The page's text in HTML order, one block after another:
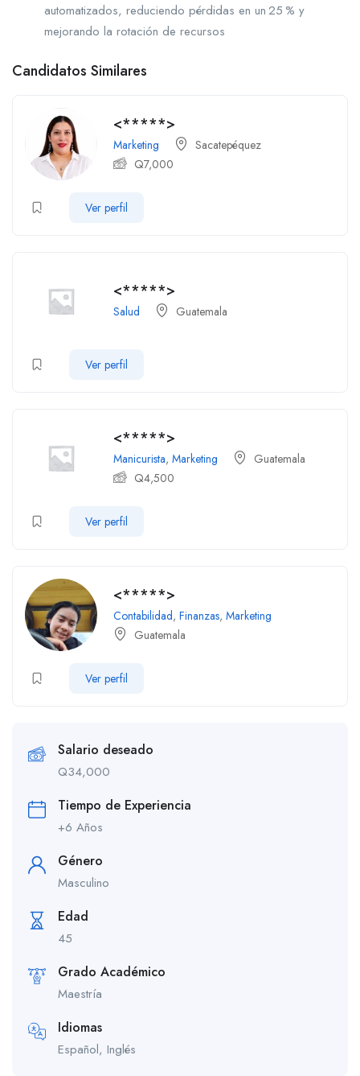
automatizados, reduciendo pérdidas en un 25 % y
mejorando la rotación de recursos
Candidatos Similares
<*****>
Marketing
Sacatepéquez
Q7,000
Ver perfil
<*****>
Salud Guatemala
Ver perfil
<*****>
Manicurista, Marketing
Guatemala
Q4,500
Ver perfil
<*****>
Contabilidad, Finanzas, Marketing
Guatemala
Ver perfil
Salario deseado
Q34,000
Tiempo de Experiencia
+6 Años
Género
Masculino
Edad
45
Grado Académico
Maestría
Idiomas
Español, Inglés